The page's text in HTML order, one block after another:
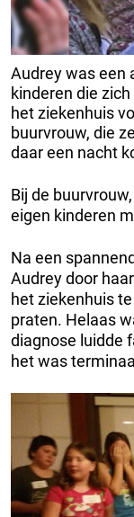
Audrey was een
kinderen die
het ziekenhuis
buurvrouw, die
daar een nacht
Bij de
eigen kinderen
Na een
Audrey door
het ziekenhuis
praten. Helaas
diagnose luidde
het was